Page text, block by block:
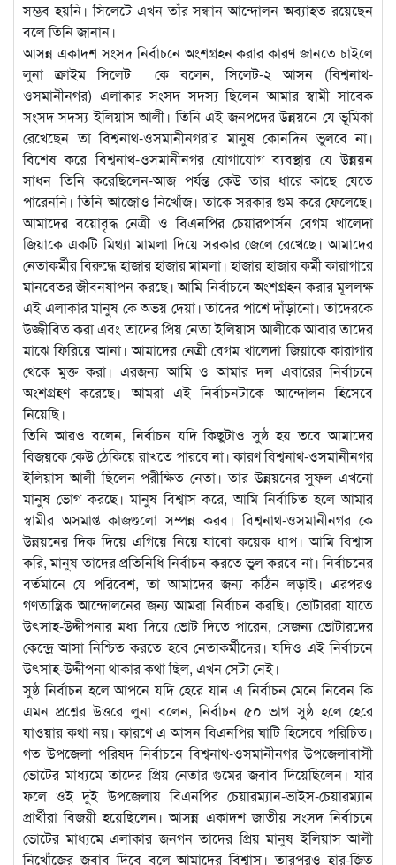
সম্ভব হয়নি। সিলেটে এখন তাঁর সন্ধান আন্দোলন অব্যাহত রয়েছেন
বলে তিনি জানান।
আসন্ন একাদশ সংসদ নির্বাচনে অংশগ্রহন করার কারণ জানতে চাইলে
লুনা ক্রাইম সিলেট কে বলেন, সিলেট-২ আসন (বিশ্বনাথ-
ওসমানীনগর) এলাকার সংসদ সদস্য ছিলেন আমার স্বামী সাবেক
সংসদ সদস্য ইলিয়াস আলী। তিনি এই জনপদের উন্নয়নে যে ভূমিকা
রেখেছেন তা বিশ্বনাথ-ওসমানীনগর’র মানুষ কোনদিন ভুলবে না।
বিশেষ করে বিশ্বনাথ-ওসমানীনগর যোগাযোগ ব্যবস্থার যে উন্নয়ন
সাধন তিনি করেছিলেন-আজ পর্যন্ত কেউ তার ধারে কাছে যেতে
পারেননি। তিনি আজোও নিখোঁজ। তাকে সরকার গুম করে ফেলেছে।
আমাদের বয়োবৃদ্ধ নেত্রী ও বিএনপির চেয়ারপার্সন বেগম খালেদা
জিয়াকে একটি মিথ্যা মামলা দিয়ে সরকার জেলে রেখেছে। আমাদের
নেতাকর্মীর বিরুদ্ধে হাজার হাজার মামলা। হাজার হাজার কর্মী কারাগারে
মানবেতর জীবনযাপন করছে। আমি নির্বাচনে অংশগ্রহন করার মূললক্ষ
এই এলাকার মানুষ কে অভয় দেয়া। তাদের পাশে দাঁড়ানো। তাদেরকে
উজ্জীবিত করা এবং তাদের প্রিয় নেতা ইলিয়াস আলীকে আবার তাদের
মাঝে ফিরিয়ে আনা। আমাদের নেত্রী বেগম খালেদা জিয়াকে কারাগার
থেকে মুক্ত করা। এরজন্য আমি ও আমার দল এবারের নির্বাচনে
অংশগ্রহণ করেছে। আমরা এই নির্বাচনটাকে আন্দোলন হিসেবে
নিয়েছি।
তিনি আরও বলেন, নির্বাচন যদি কিছুটাও সুষ্ঠ হয় তবে আমাদের
বিজয়কে কেউ ঠেকিয়ে রাখতে পারবে না। কারণ বিশ্বনাথ-ওসমানীনগর
ইলিয়াস আলী ছিলেন পরীক্ষিত নেতা। তার উন্নয়নের সুফল এখনো
মানুষ ভোগ করছে। মানুষ বিশ্বাস করে, আমি নির্বাচিত হলে আমার
স্বামীর অসমাপ্ত কাজগুলো সম্পন্ন করব। বিশ্বনাথ-ওসমানীনগর কে
উন্নয়নের দিক দিয়ে এগিয়ে নিয়ে যাবো কয়েক ধাপ। আমি বিশ্বাস
করি, মানুষ তাদের প্রতিনিধি নির্বাচন করতে ভুল করবে না। নির্বাচনের
বর্তমানে যে পরিবেশ, তা আমাদের জন্য কঠিন লড়াই। এরপরও
গণতান্ত্রিক আন্দোলনের জন্য আমরা নির্বাচন করছি। ভোটাররা যাতে
উৎসাহ-উদ্দীপনার মধ্য দিয়ে ভোট দিতে পারেন, সেজন্য ভোটারদের
কেন্দ্রে আসা নিশ্চিত করতে হবে নেতাকর্মীদের। যদিও এই নির্বাচনে
উৎসাহ-উদ্দীপনা থাকার কথা ছিল, এখন সেটা নেই।
সুষ্ঠ নির্বাচন হলে আপনে যদি হেরে যান এ নির্বাচন মেনে নিবেন কি
এমন প্রশ্নের উত্তরে লুনা বলেন, নির্বাচন ৫০ ভাগ সুষ্ঠ হলে হেরে
যাওয়ার কথা নয়। কারণে এ আসন বিএনপির ঘাটি হিসেবে পরিচিত।
গত উপজেলা পরিষদ নির্বাচনে বিশ্বনাথ-ওসমানীনগর উপজেলাবাসী
ভোটের মাধ্যমে তাদের প্রিয় নেতার গুমের জবাব দিয়েছিলেন। যার
ফলে ওই দুই উপজেলায় বিএনপির চেয়ারম্যান-ভাইস-চেয়ারম্যান
প্রার্থীরা বিজয়ী হয়েছিলেন। আসন্ন একাদশ জাতীয় সংসদ নির্বাচনে
ভোটের মাধ্যমে এলাকার জনগন তাদের প্রিয় মানুষ ইলিয়াস আলী
নিখোঁজের জবাব দিবে বলে আমাদের বিশ্বাস। তারপরও হার-জিত